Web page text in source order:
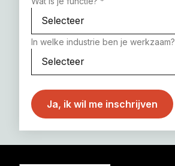
In welke industrie ben je werkzaam?